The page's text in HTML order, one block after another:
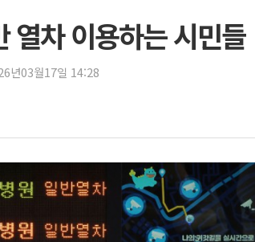
李대통령,
이란, 美·
구광모, 내
뉴욕증시 개
김정관 장관
열차 이용하는 시민들
년03월17일 14:28